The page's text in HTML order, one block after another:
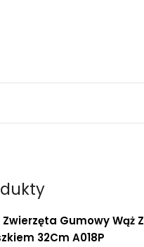
Zwierzęta Gumowy Wąż Z
32Cm A018P